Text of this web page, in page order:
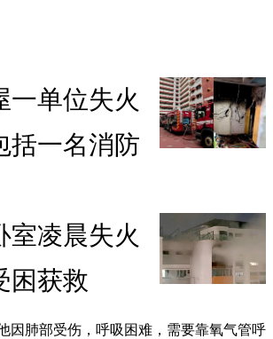
一单位失火
括一名消防
室凌晨失火
困获救
因肺部受伤，呼吸困难，需要靠氧气管呼